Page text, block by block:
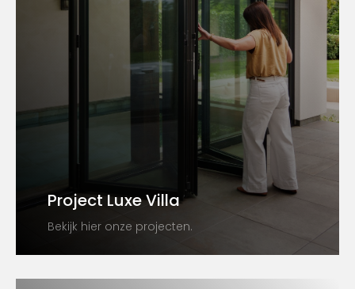
Project Luxe Villa
Bekijk hier onze projecten.